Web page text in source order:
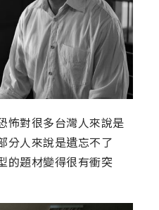
怖對很多台灣人來說是
分人來說是遺忘不了
的題材變得很有衝突